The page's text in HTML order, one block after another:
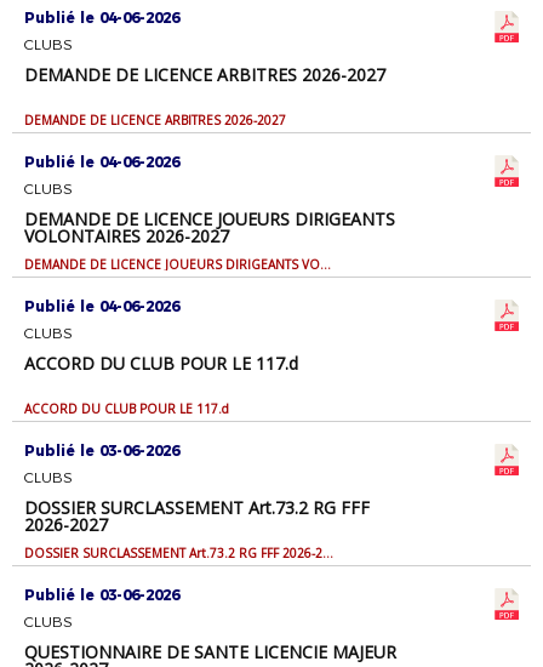
Publié le 04-06-2026
CLUBS
DEMANDE DE LICENCE ARBITRES 2026-2027
DEMANDE DE LICENCE ARBITRES 2026-2027
Publié le 04-06-2026
CLUBS
DEMANDE DE LICENCE JOUEURS DIRIGEANTS
VOLONTAIRES 2026-2027
DEMANDE DE LICENCE JOUEURS DIRIGEANTS VOLONTAIRES 2026-2027
Publié le 04-06-2026
CLUBS
ACCORD DU CLUB POUR LE 117.d
ACCORD DU CLUB POUR LE 117.d
Publié le 03-06-2026
CLUBS
DOSSIER SURCLASSEMENT Art.73.2 RG FFF
2026-2027
DOSSIER SURCLASSEMENT Art.73.2 RG FFF 2026-2027
Publié le 03-06-2026
CLUBS
QUESTIONNAIRE DE SANTE LICENCIE MAJEUR